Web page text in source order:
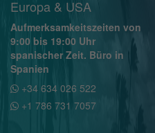
Europa & USA
Aufmerksamkeitszeiten von
9:00 bis 19:00 Uhr
spanischer Zeit. Büro in
Spanien
+34 634 026 522
+1 786 731 7057